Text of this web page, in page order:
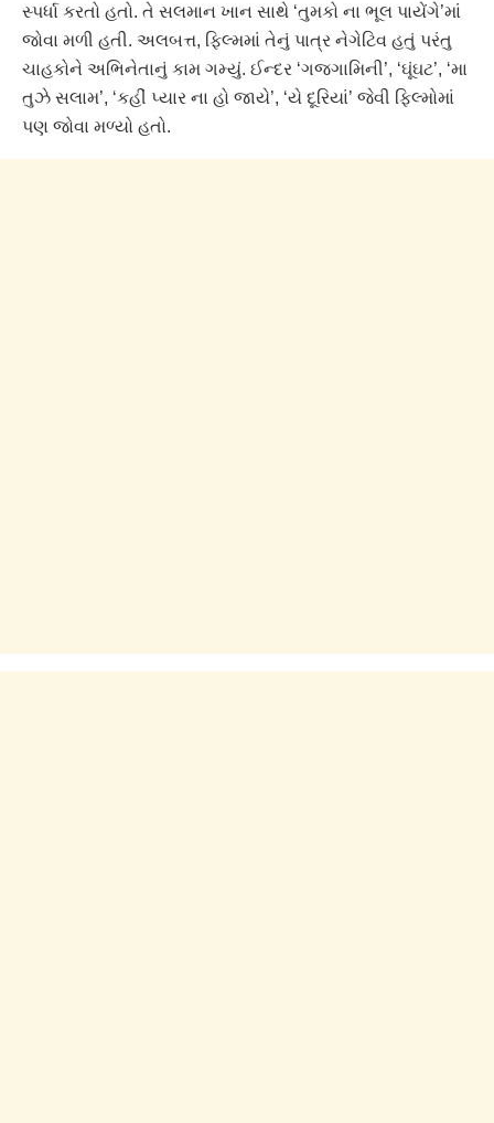
સ્પર્ધા કરતો હતો. તે સલમાન ખાન સાથે ‘તુમકો ના ભૂલ પાયેંગે’માં
જોવા મળી હતી. અલબત્ત, ફિલ્મમાં તેનું પાત્ર નેગેટિવ હતું પરંતુ
ચાહકોને અભિનેતાનું કામ ગમ્યું. ઈન્દર ‘ગજગામિની’, ‘ઘૂંઘટ’, ‘મા
તુઝે સલામ’, ‘કહીં પ્યાર ના હો જાયે’, ‘યે દૂરિયાં’ જેવી ફિલ્મોમાં
પણ જોવા મળ્યો હતો.